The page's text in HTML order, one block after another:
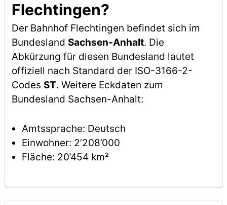
Flechtingen?
Der Bahnhof Flechtingen befindet sich im
Bundesland Sachsen-Anhalt. Die
Abkürzung für diesen Bundesland lautet
offiziell nach Standard der ISO-3166-2-
Codes ST. Weitere Eckdaten zum
Bundesland Sachsen-Anhalt:
Amtssprache: Deutsch
Einwohner: 2’208’000
Fläche: 20’454 km²